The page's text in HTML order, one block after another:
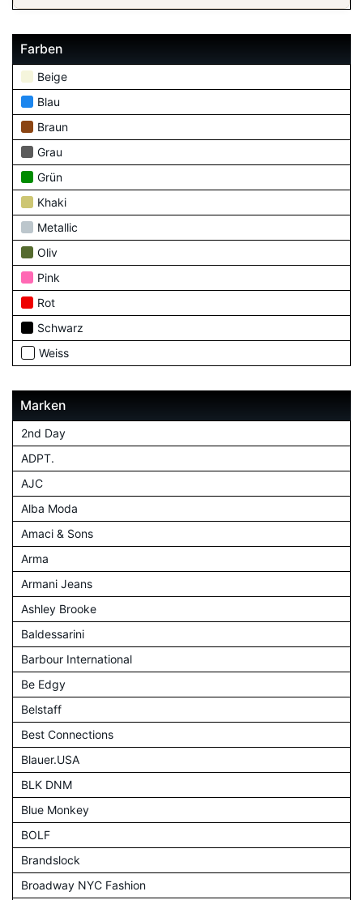
Farben
Beige
Blau
Braun
Grau
Grün
Khaki
Metallic
Oliv
Pink
Rot
Schwarz
Weiss
Marken
2nd Day
ADPT.
AJC
Alba Moda
Amaci & Sons
Arma
Armani Jeans
Ashley Brooke
Baldessarini
Barbour International
Be Edgy
Belstaff
Best Connections
Blauer.USA
BLK DNM
Blue Monkey
BOLF
Brandslock
Broadway NYC Fashion